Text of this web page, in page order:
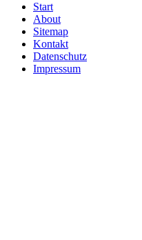
Start
About
Sitemap
Kontakt
Datenschutz
Impressum